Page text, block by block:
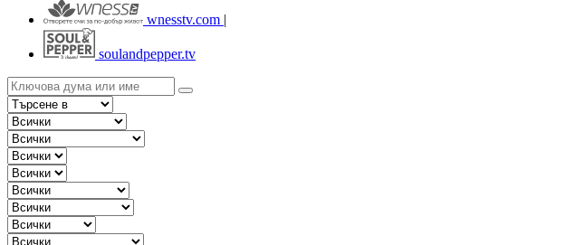
wnesstv.com |
soulandpepper.tv